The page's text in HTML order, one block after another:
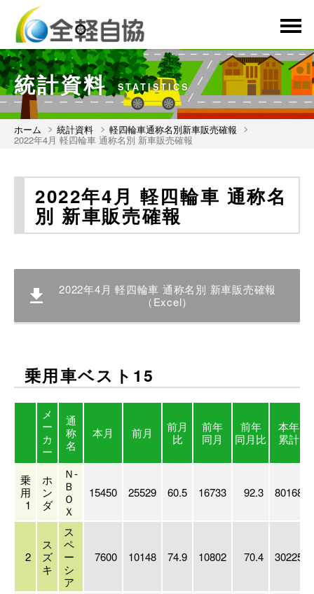
統計資料 STATISTICS
ホーム 統計資料 軽四輪車通称名別新車販売確報
2022年4月 軽四輪車 通称名別 新車販売確報
2022年4月 軽四輪車 通称名
別 新車販売確報
2022年4月 軽四輪車 通称名別 新車販売確報
（Excel）
乗用車ベスト15
メ
ー
カ
ー
通
称
名
本月 前月
前月
比
前年
同月
前年
同月比
本年
累計
乗
用
1
ホ
ン
ダ
Ｎ-
Ｂ
Ｏ
Ｘ
15450 25529 60.5 16733 92.3 80168
2
ス
ズ
キ
ス
ペ
ー
シ
ア
7600 10148 74.9 10802 70.4 30225